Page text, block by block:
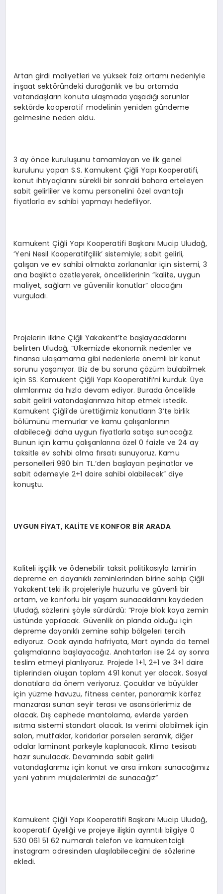
Artan girdi maliyetleri ve yüksek faiz ortamı nedeniyle
inşaat sektöründeki durağanlık ve bu ortamda
vatandaşların konuta ulaşmada yaşadığı sorunlar
sektörde kooperatif modelinin yeniden gündeme
gelmesine neden oldu.
3 ay önce kuruluşunu tamamlayan ve ilk genel
kurulunu yapan S.S. Kamukent Çiğli Yapı Kooperatifi,
konut ihtiyaçlarını sürekli bir sonraki bahara erteleyen
sabit gelirliler ve kamu personelini özel avantajlı
fiyatlarla ev sahibi yapmayı hedefliyor.
Kamukent Çiğli Yapı Kooperatifi Başkanı Mucip Uludağ,
‘Yeni Nesil Kooperatifçilik’ sistemiyle; sabit gelirli,
çalışan ve ev sahibi olmakta zorlananlar için sistemi, 3
ana başlıkta özetleyerek, önceliklerinin ”kalite, uygun
maliyet, sağlam ve güvenilir konutlar” olacağını
vurguladı.
Projelerin ilkine Çiğli Yakakent’te başlayacaklarını
belirten Uludağ, “Ülkemizde ekonomik nedenler ve
finansa ulaşamama gibi nedenlerle önemli bir konut
sorunu yaşanıyor. Biz de bu soruna çözüm bulabilmek
için SS. Kamukent Çiğli Yapı Kooperatifi’ni kurduk. Üye
alımlarımız da hızla devam ediyor. Burada öncelikle
sabit gelirli vatandaşlarımıza hitap etmek istedik.
Kamukent Çiğli’de ürettiğimiz konutların 3’te birlik
bölümünü memurlar ve kamu çalışanlarının
alabileceği daha uygun fiyatlarla satışa sunacağız.
Bunun için kamu çalışanlarına özel 0 faizle ve 24 ay
taksitle ev sahibi olma fırsatı sunuyoruz. Kamu
personelleri 990 bin TL.’den başlayan peşinatlar ve
sabit ödemeyle 2+1 daire sahibi olabilecek” diye
konuştu.
UYGUN FİYAT, KALİTE VE KONFOR BİR ARADA
Kaliteli işçilik ve ödenebilir taksit politikasıyla İzmir’in
depreme en dayanıklı zeminlerinden birine sahip Çiğli
Yakakent’teki ilk projeleriyle huzurlu ve güvenli bir
ortam, ve konforlu bir yaşam sunacaklarını kaydeden
Uludağ, sözlerini şöyle sürdürdü: “Proje blok kaya zemin
üstünde yapılacak. Güvenlik ön planda olduğu için
depreme dayanıklı zemine sahip bölgeleri tercih
ediyoruz. Ocak ayında hafriyata, Mart ayında da temel
çalışmalarına başlayacağız. Anahtarları ise 24 ay sonra
teslim etmeyi planlıyoruz. Projede 1+1, 2+1 ve 3+1 daire
tiplerinden oluşan toplam 491 konut yer alacak. Sosyal
donatılara da önem veriyoruz. Çocuklar ve büyükler
için yüzme havuzu, fitness center, panoramik körfez
manzarası sunan seyir terası ve asansörlerimiz de
olacak. Dış cephede mantolama, evlerde yerden
ısıtma sistemi standart olacak. Isı verimi alabilmek için
salon, mutfaklar, koridorlar porselen seramik, diğer
odalar laminant parkeyle kaplanacak. Klima tesisatı
hazır sunulacak. Devamında sabit gelirli
vatandaşlarımız için konut ve arsa imkanı sunacağımız
yeni yatırım müjdelerimizi de sunacağız”
Kamukent Çiğli Yapı Kooperatifi Başkanı Mucip Uludağ,
kooperatif üyeliği ve projeye ilişkin ayrıntılı bilgiye 0
530 061 51 62 numaralı telefon ve kamukentcigli
instagram adresinden ulaşılabileceğini de sözlerine
ekledi.